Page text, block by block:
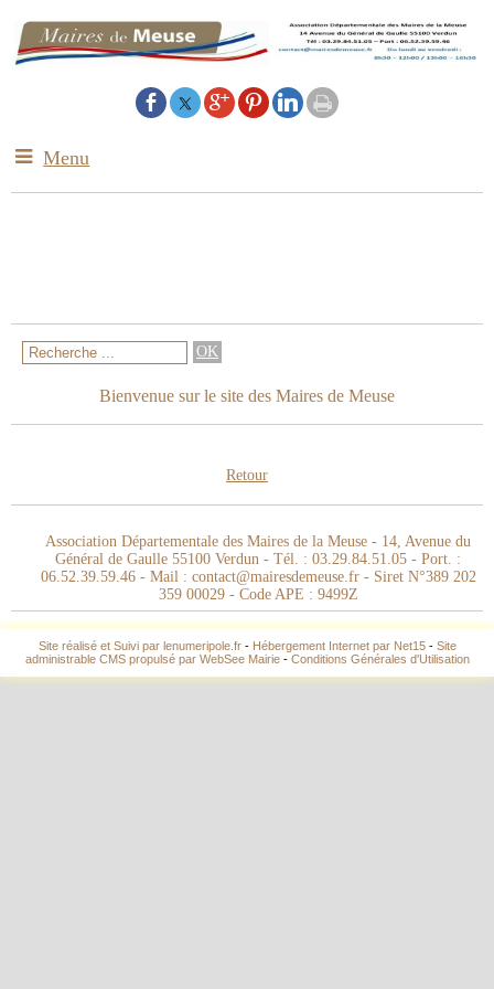
Menu
Bienvenue sur le site des Maires de Meuse
Retour
Association Départementale des Maires de la Meuse - 14, Avenue du
Général de Gaulle 55100 Verdun - Tél. : 03.29.84.51.05 - Port. :
06.52.39.59.46 - Mail : contact@mairesdemeuse.fr - Siret N°389 202
359 00029 - Code APE : 9499Z
Site réalisé et Suivi par lenumeripole.fr- Hébergement Internet par Net15- Site
administrable CMS propulsé par WebSee Mairie- Conditions Générales d'Utilisation